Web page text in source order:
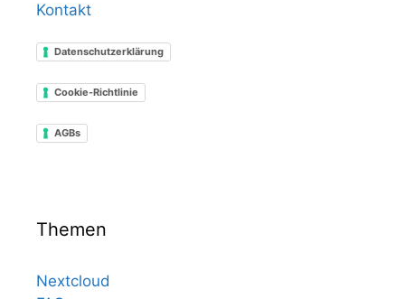
Kontakt
Datenschutzerklärung
Cookie-Richtlinie
AGBs
Themen
Nextcloud